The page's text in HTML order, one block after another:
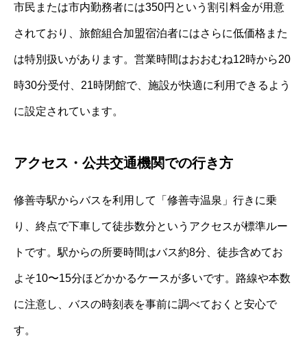
市民または市内勤務者には350円という割引料金が用意
されており、旅館組合加盟宿泊者にはさらに低価格また
は特別扱いがあります。営業時間はおおむね12時から20
時30分受付、21時閉館で、施設が快適に利用できるよう
に設定されています。
アクセス・公共交通機関での行き方
修善寺駅からバスを利用して「修善寺温泉」行きに乗
り、終点で下車して徒歩数分というアクセスが標準ルー
トです。駅からの所要時間はバス約8分、徒歩含めてお
よそ10〜15分ほどかかるケースが多いです。路線や本数
に注意し、バスの時刻表を事前に調べておくと安心で
す。